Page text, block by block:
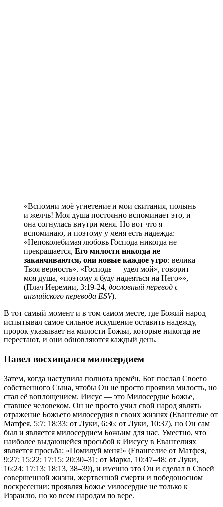
«Вспомни моё угнетение и мои скитания, полынь
и желчь! Моя душа постоянно вспоминает это, и
она согнулась внутри меня. Но вот что я
вспоминаю, и поэтому у меня есть надежда:
«Непоколебимая любовь Господа никогда не
прекращается, Его милости никогда не
заканчиваются, они новые каждое утро: велика
Твоя верность». «Господь — удел мой», говорит
моя душа, «поэтому я буду надеяться на Него»»,
(Плач Иеремии, 3:19-24, дословный перевод с
английского перевода ESV).
В тот самый момент и в том самом месте, где Божий народ
испытывал самое сильное искушение оставить надежду,
пророк указывает на милости Божьи, которые никогда не
перестают, и они обновляются каждый день.
Павел восхищался милосердием
Затем, когда наступила полнота времён, Бог послал Своего
собственного Сына, чтобы Он не просто проявил милость, но
стал её воплощением. Иисус — это Милосердие Божье,
ставшее человеком. Он не просто учил свой народ являть
отражение Божьего милосердия в своих жизнях (Евангелие от
Матфея, 5:7; 18:33; от Луки, 6:36; от Луки, 10:37), но Он сам
был и является милосердием Божьим для нас. Уместно, что
наиболее выдающейся просьбой к Иисусу в Евангелиях
является просьба: «Помилуй меня!» (Евангелие от Матфея,
9:27; 15:22; 17:15; 20:30–31; от Марка, 10:47–48; от Луки,
16:24; 17:13; 18:13, 38–39), и именно это Он и сделал в Своей
совершенной жизни, жертвенной смерти и победоносном
воскресении: проявляя Божье милосердие не только к
Израилю, но ко всем народам по вере.